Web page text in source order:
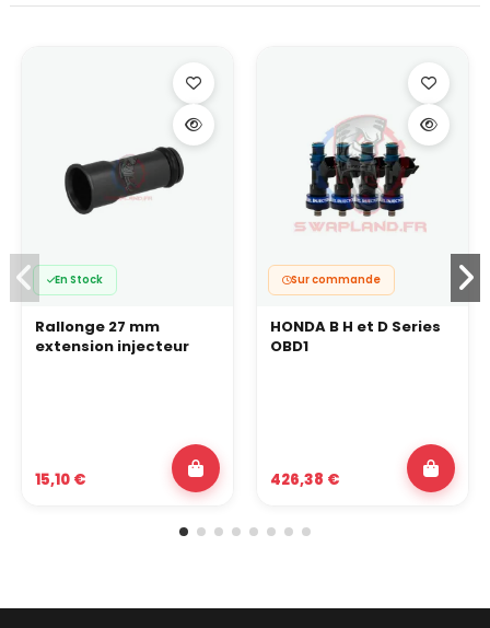
En Stock
Rallonge 27 mm
extension injecteur
15,10 €
Sur commande
HONDA B H et D Series
OBD1
426,38 €